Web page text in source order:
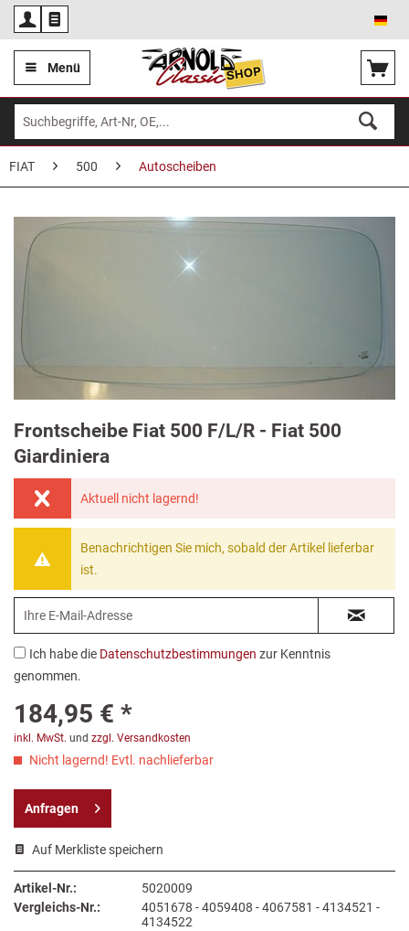
Menü
FIAT 500 Autoscheiben
Frontscheibe Fiat 500 F/L/R - Fiat 500
Giardiniera
Aktuell nicht lagernd!
Benachrichtigen Sie mich, sobald der Artikel lieferbar
ist.
Ich habe die Datenschutzbestimmungen zur Kenntnis
genommen.
184,95 € *
inkl. MwSt. und zzgl. Versandkosten
Nicht lagernd! Evtl. nachlieferbar
Anfragen
Auf Merkliste speichern
Artikel-Nr.:
5020009
Vergleichs-Nr.:
4051678 - 4059408 - 4067581 - 4134521 -
4134522